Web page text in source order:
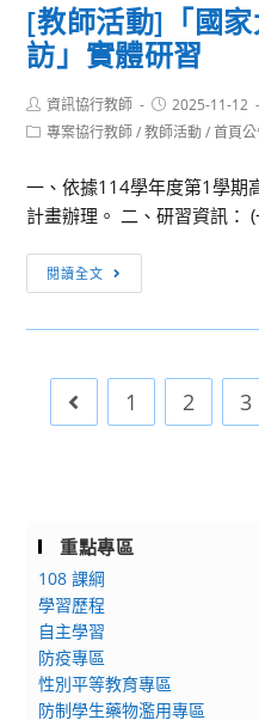
教
師
核
暨
選
辦
法」
以
數
平
台
計
實
境
教
務
[教師活動]「國
訪」實體研習
Post
author:
資訊協行教師
Post
published:
2025-11-12
Post專案協行教師 / 教師活動 / 首頁
一、依據114學年度第1學期
計畫辦理。 二、研習資訊：
閱讀全文
師
活
「國
研
Go to the previous
1 2 3
重點專區
108 課綱
學習歷程
自主學習
防疫專區
性別平等教育專區
防制學生藥物濫用專區